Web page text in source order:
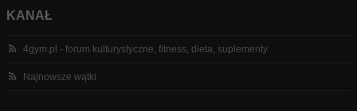
KANAŁ
4gym.pl - forum kulturystyczne, fitness, dieta, suplementy
Najnowsze wątki